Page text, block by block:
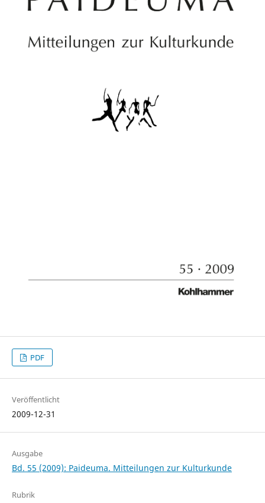
PDF
Veröffentlicht
2009-12-31
Ausgabe
Bd. 55 (2009): Paideuma. Mitteilungen zur Kulturkunde
Rubrik